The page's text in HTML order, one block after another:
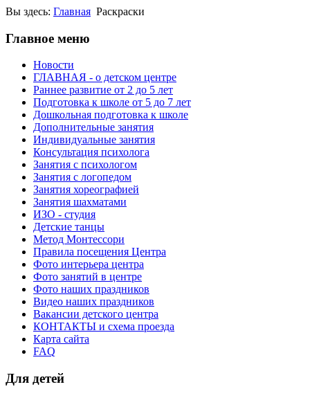
Вы здесь: Главная Раскраски
Главное меню
Новости
ГЛАВНАЯ - о детском центре
Раннее развитие от 2 до 5 лет
Подготовка к школе от 5 до 7 лет
Дошкольная подготовка к школе
Дополнительные занятия
Индивидуальные занятия
Консультация психолога
Занятия с психологом
Занятия с логопедом
Занятия хореографией
Занятия шахматами
ИЗО - студия
Детские танцы
Метод Монтессори
Правила посещения Центра
Фото интерьера центра
Фото занятий в центре
Фото наших праздников
Видео наших праздников
Вакансии детского центра
КОНТАКТЫ и схема проезда
Карта сайта
FAQ
Для детей